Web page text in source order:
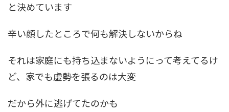
と決めています
辛い顔したところで何も解決しないからね
それは家庭にも持ち込まないようにって考えてるけ
ど、家でも虚勢を張るのは大変
だから外に逃げてたのかも